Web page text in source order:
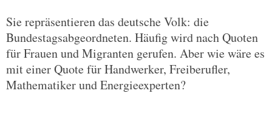
Sie repräsentieren das deutsche Volk: die
Bundestagsabgeordneten. Häufig wird nach Quoten
für Frauen und Migranten gerufen. Aber wie wäre es
mit einer Quote für Handwerker, Freiberufler,
Mathematiker und Energieexperten?